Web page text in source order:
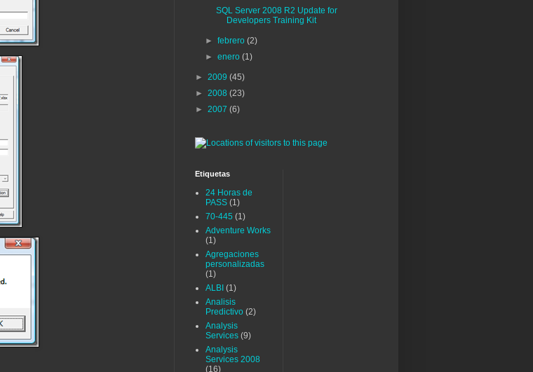
SQL Server 2008 R2 Update for
Developers Training Kit
►febrero(2)
►enero(1)
► 2009 (45)
► 2008 (23)
► 2007 (6)
Etiquetas
24 Horas de
PASS (1)
70-445 (1)
Adventure Works
(1)
Agregaciones
personalizadas
(1)
ALBI (1)
Analisis
Predictivo (2)
Analysis
Services (9)
Analysis
Services 2008
(16)